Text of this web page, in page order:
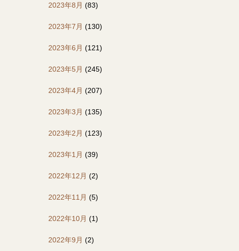
2023年8月 (83)
2023年7月 (130)
2023年6月 (121)
2023年5月 (245)
2023年4月 (207)
2023年3月 (135)
2023年2月 (123)
2023年1月 (39)
2022年12月 (2)
2022年11月 (5)
2022年10月 (1)
2022年9月 (2)